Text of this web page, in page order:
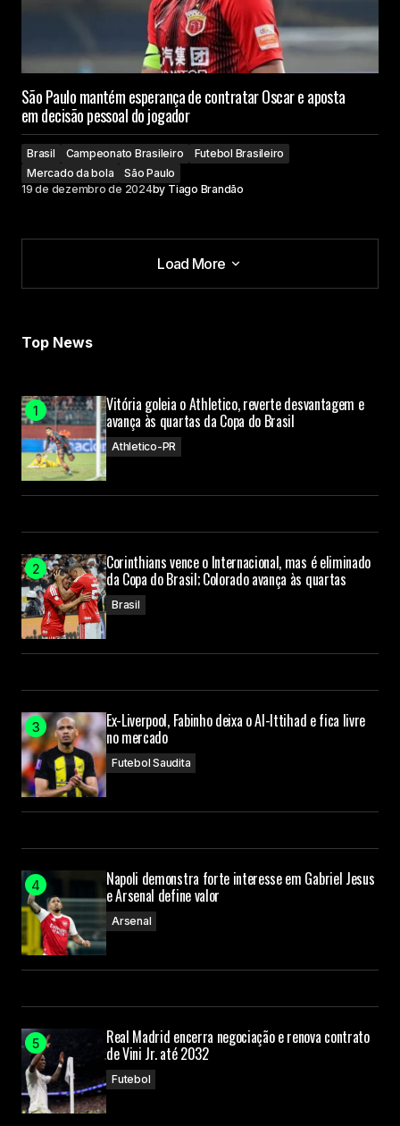
São Paulo mantém esperança de contratar Oscar e aposta
em decisão pessoal do jogador
Brasil Campeonato Brasileiro
Futebol Brasileiro
Mercado da bola
São Paulo
19 de dezembro de 2024by Tiago Brandão
Load More
Load More
Top News
Vitória goleia o Athletico, reverte desvantagem e
avança às quartas da Copa do Brasil
Athletico-PR
Corinthians vence o Internacional, mas é eliminado
da Copa do Brasil; Colorado avança às quartas
Brasil
Ex-Liverpool, Fabinho deixa o Al-Ittihad e fica livre
no mercado
Futebol Saudita
Napoli demonstra forte interesse em Gabriel Jesus
e Arsenal define valor
Arsenal
Real Madrid encerra negociação e renova contrato
de Vini Jr. até 2032
Futebol